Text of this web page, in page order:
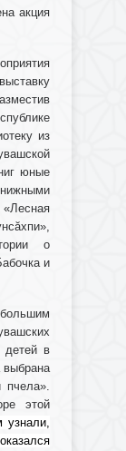
акция
из
юные
«Лесная
о
и
детей в
выбрана
пчела».
этой
узнали,